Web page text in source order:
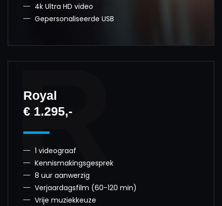
4k Ultra HD video
Gepersonaliseerde USB
R
Royal
€ 1.295,-
1 videograaf
Kennismakingsgesprek
8 uur aanwerzig
Verjaardagsfilm (60-120 min)
Vrije muziekkeuze